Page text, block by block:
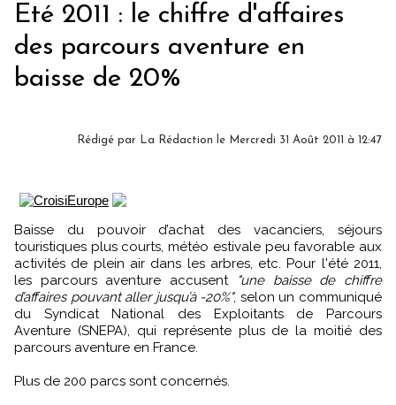
Eté 2011 : le chiffre d'affaires
des parcours aventure en
baisse de 20%
Rédigé par La Rédaction le Mercredi 31 Août 2011 à 12:47
Baisse du pouvoir d’achat des vacanciers, séjours
touristiques plus courts, météo estivale peu favorable aux
activités de plein air dans les arbres, etc. Pour l'été 2011,
les parcours aventure accusent
"une baisse de chiffre
d’affaires pouvant aller jusqu’à -20%", selon un communiqué
du Syndicat National des Exploitants de Parcours
Aventure (SNEPA), qui représente plus de la moitié des
parcours aventure en France.
Plus de 200 parcs sont concernés.